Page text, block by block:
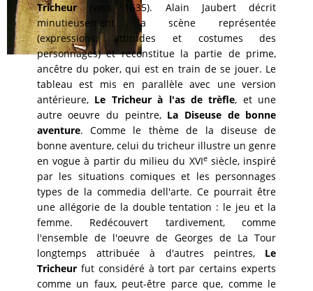
Tricheur(vers 1635). Alain Jaubert décrit
minutieusement la scène représentée
(expressions, attitudes et costumes des
personnages) et reconstitue la partie de prime,
ancêtre du poker, qui est en train de se jouer. Le
tableau est mis en parallèle avec une version
antérieure, Le Tricheur à l'as de trèfle, et une
autre oeuvre du peintre, La Diseuse de bonne
aventure. Comme le thème de la diseuse de
bonne aventure, celui du tricheur illustre un genre
en vogue à partir du milieu du XVIesiècle, inspiré
par les situations comiques et les personnages
types de la commedia dell'arte. Ce pourrait être
une allégorie de la double tentation : le jeu et la
femme. Redécouvert tardivement, comme
l'ensemble de l'oeuvre de Georges de La Tour
longtemps attribuée à d'autres peintres, Le
Tricheurfut considéré à tort par certains experts
comme un faux, peut-être parce que, comme le